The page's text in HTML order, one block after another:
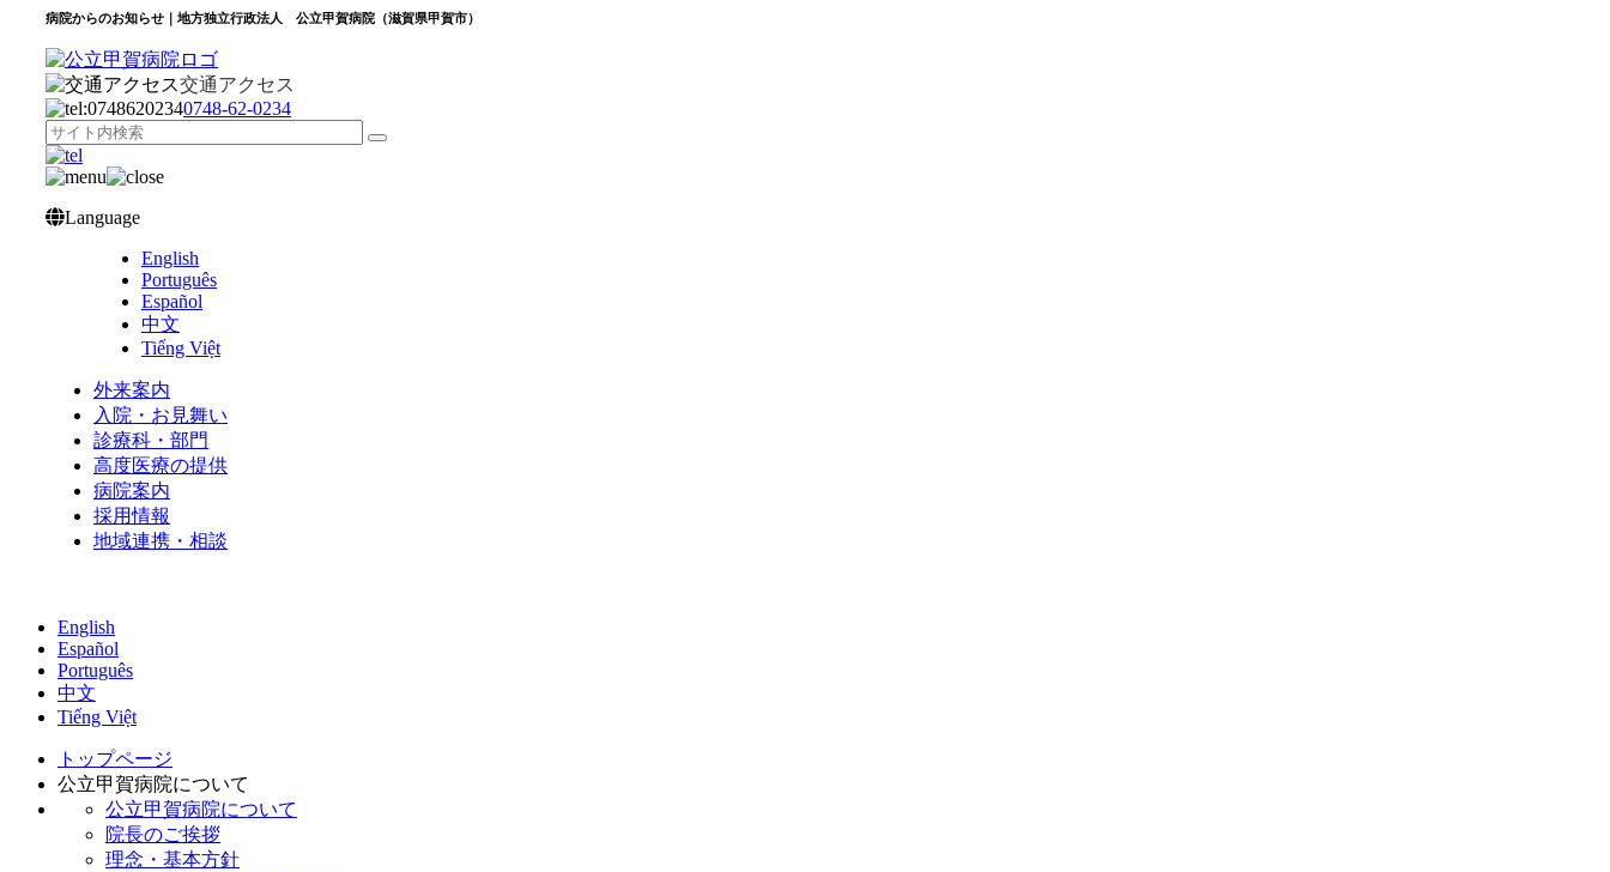
病院からのお知らせ｜地方独立行政法人 公立甲賀病院（滋賀県甲賀市）
交通アクセス
0748‐62‐0234
Language
English
Português
Español
中文
Tiếng Việt
外来案内
入院・お見舞い
診療科・部門
高度医療の提供
病院案内
採用情報
地域連携・相談
English
Español
Português
中文
Tiếng Việt
トップページ
公立甲賀病院について
公立甲賀病院について
院長のご挨拶
理念・基本方針